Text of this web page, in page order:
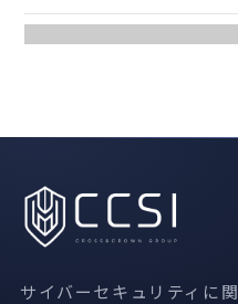
サイバーセキュリティに